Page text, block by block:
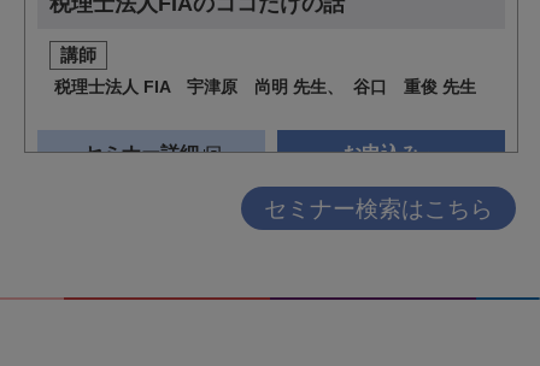
セミナー検索はこちら